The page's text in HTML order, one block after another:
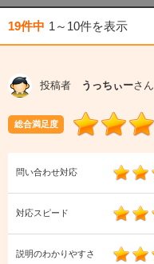
19件中 1～10件を表示
投稿者 うっちぃーさん
総合満足度
問い合わせ対応
対応スピード
説明のわかりやすさ